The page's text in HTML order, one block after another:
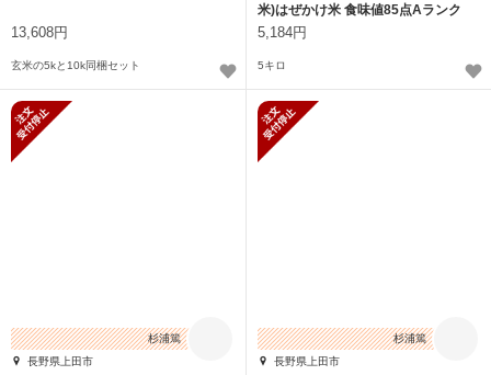
13,608円
玄米の5kと10k同梱セット
米)はぜかけ米 食味値85点Aランク
5,184円
5キロ
杉浦篤
長野県上田市
杉浦篤
長野県上田市